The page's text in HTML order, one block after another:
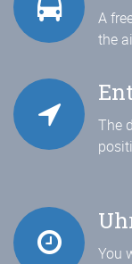
A
the
The
You